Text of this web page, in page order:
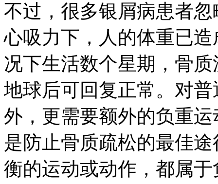
不过，很多银屑病患者
心吸力下，人的体重已
况下生活数个星期，骨
地球后可回复正常。对
外，更需要额外的负重
是防止骨质疏松的最佳
衡的运动或动作，都属